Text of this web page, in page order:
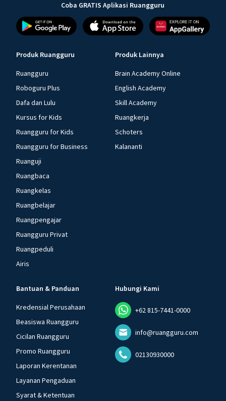
Coba GRATIS Aplikasi Ruangguru
Produk Ruangguru
Ruangguru
Roboguru Plus
Dafa dan Lulu
Kursus for Kids
Ruangguru for Kids
Ruangguru for Business
Ruanguji
Ruangbaca
Ruangkelas
Ruangbelajar
Ruangpengajar
Ruangguru Privat
Ruangpeduli
Airis
Produk Lainnya
Brain Academy Online
English Academy
Skill Academy
Ruangkerja
Schoters
Kalananti
Bantuan & Panduan
Kredensial Perusahaan
Beasiswa Ruangguru
Cicilan Ruangguru
Promo Ruangguru
Laporan Kerentanan
Layanan Pengaduan
Syarat & Ketentuan
Hubungi Kami
+62 815-7441-0000
info@ruangguru.com
02130930000